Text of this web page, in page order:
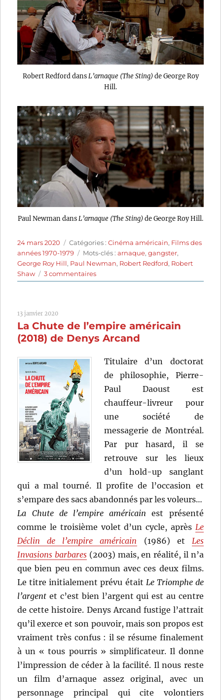
Robert Redford dans L’arnaque (The Sting)de George Roy
Hill.
Paul Newman dans L’arnaque (The Sting)de George Roy Hill.
Publié
le
24 mars 2020 Catégories
Catégories :Cinéma américain, Films des
années 1970-1979
Étiquettes
Mots-clés :arnaque,gangster,
George Roy Hill, Paul Newman, Robert Redford, Robert
Shaw
3 commentairessur
L’arnaque
Roy
Hill
13 janvier 2020
La Chute de l’empire américain
(2018) de Denys Arcand
Titulaire d’un doctorat
de philosophie, Pierre-
Paul Daoust est
chauffeur-livreur pour
une société de
messagerie de Montréal.
Par pur hasard, il se
retrouve sur les lieux
d’un hold-up sanglant
qui a mal tourné. Il profite de l’occasion et
s’empare des sacs abandonnés par les voleurs…
La Chute de l’empire américain est présenté
comme le troisième volet d’un cycle, après Le
Déclin de l’empire américain (1986) et Les
Invasions barbares (2003) mais, en réalité, il n’a
que bien peu en commun avec ces deux films.
Le titre initialement prévu était Le Triomphe de
l’argent et c’est bien l’argent qui est au centre
de cette histoire. Denys Arcand fustige l’attrait
qu’il exerce et son pouvoir, mais son propos est
vraiment très confus : il se résume finalement
à un « tous pourris » simplificateur. Il donne
l’impression de céder à la facilité. Il nous reste
un film d’arnaque assez original, avec un
personnage principal qui cite volontiers